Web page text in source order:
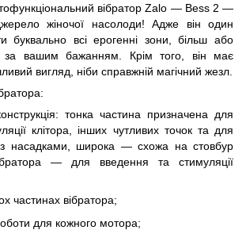
вібратор Zalo — Bess 2 —
жіночої насолоди! Адже він один
буквально всі ерогенні зони, більш або
за вашим бажанням. Крім того, він має
вигляд, ніби справжній магічний жезл.
тонка частина призначена для
клітора, інших чутливих точок та для
з насадками, широка — схожа на стовбур
— для введення та стимуляції
частинах вібратора;
для кожного мотора;